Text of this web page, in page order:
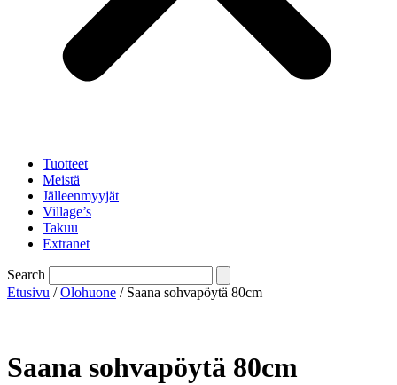
Tuotteet
Meistä
Jälleenmyyjät
Village’s
Takuu
Extranet
Search
Etusivu /Olohuone / Saana sohvapöytä 80cm
Saana sohvapöytä 80cm